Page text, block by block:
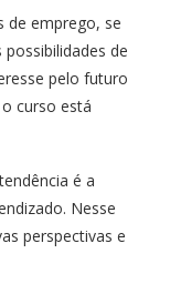
de emprego, se
de
pelo futuro
curso está
é a
Nesse
perspectivas e